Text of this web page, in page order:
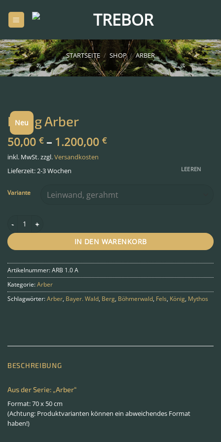
Inhalt
springen
STARTSEITE / SHOP / ARBER
Neu
König Arber
50,00 €– 1.200,00 €
inkl. MwSt.zzgl.Versandkosten
Lieferzeit: 2-3 Wochen
Variante
LEEREN
König Arber Menge
IN DEN WARENKORB
Artikelnummer: ARB 1.0 A
Kategorie: Arber
Schlagwörter: Arber Bayer. Wald Berg Böhmerwald Fels König Mythos
BESCHREIBUNG
Aus der Serie: „Arber“
Format: 70 x 50 cm
(Achtung: Produktvarianten können ein abweichendes Format
haben!)